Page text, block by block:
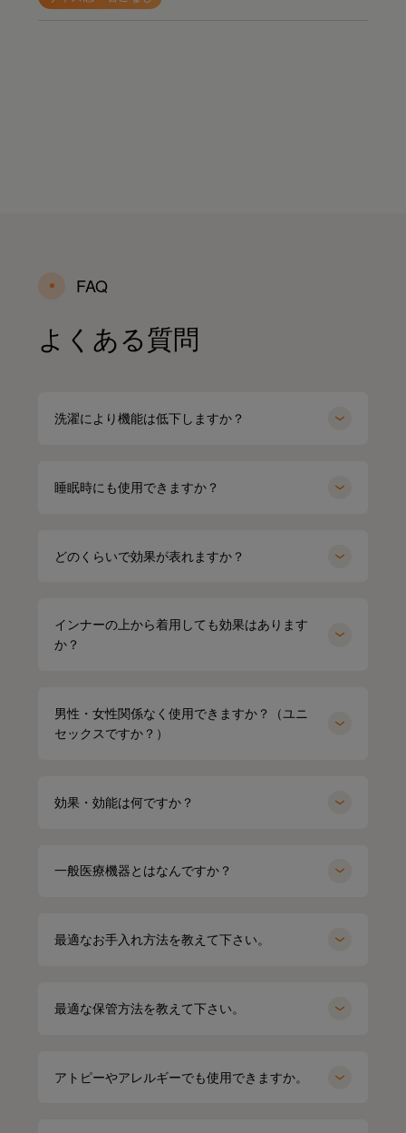
FAQ
よくある質問
洗濯により機能は低下しますか？
睡眠時にも使用できますか？
どのくらいで効果が表れますか？
インナーの上から着用しても効果はあります
か？
男性・女性関係なく使用できますか？（ユニ
セックスですか？）
効果・効能は何ですか？
一般医療機器とはなんですか？
最適なお手入れ方法を教えて下さい。
最適な保管方法を教えて下さい。
アトピーやアレルギーでも使用できますか。
オーバーサイズTシャツ（ブラック）
ポロシャツ（ホワイト）Mサイズ